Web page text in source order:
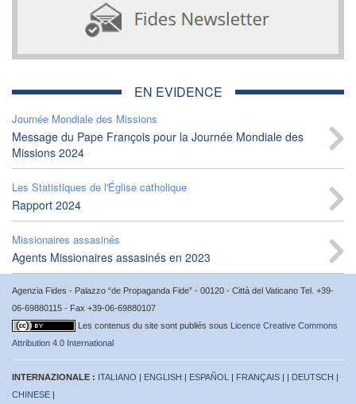
EN EVIDENCE
Journée Mondiale des Missions
Message du Pape François pour la Journée Mondiale des
Missions 2024
Les Statistiques de l'Église catholique
Rapport 2024
Missionaires assasinés
Agents Missionaires assasinés en 2023
Agenzia Fides - Palazzo “de Propaganda Fide” - 00120 - Città del Vaticano Tel. +39-
06-69880115 - Fax +39-06-69880107
Les contenus du site sont publiés sous Licence Creative Commons
Attribution 4.0 International
INTERNAZIONALE : ITALIANO | ENGLISH | ESPAÑOL | FRANÇAIS | | DEUTSCH |
CHINESE |